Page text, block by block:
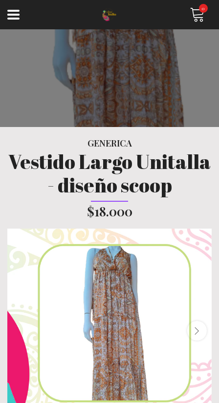
0
GENERICA
Vestido Largo Unitalla
- diseño scoop
$18.000